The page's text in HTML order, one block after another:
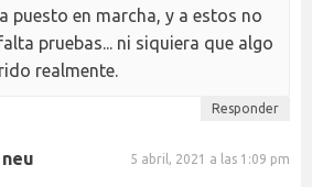
puesto en marcha, y a estos no
pruebas... ni siquiera que algo
realmente.
Responder
5 abril, 2021 a las 1:09 pm